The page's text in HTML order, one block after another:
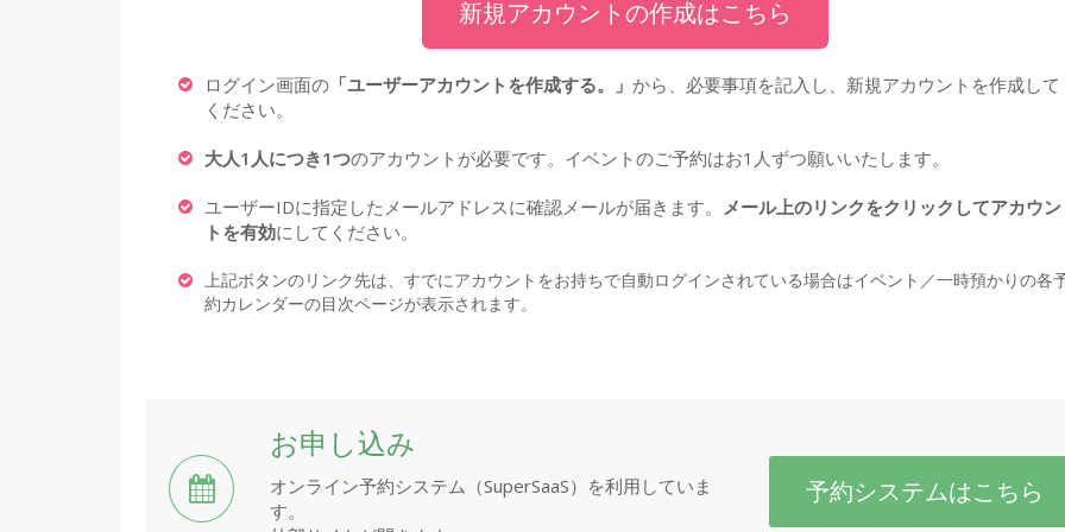
新規アカウントの作成はこちら
ログイン画面の 「ユーザーアカウントを作成する。」 から、必要事項を記入し、新規アカウントを作成して
ください。
大人1人につき1つのアカウントが必要です。イベントのご予約はお1人ずつ願いいたします。
ユーザーIDに指定したメールアドレスに確認メールが届きます。
メール上のリンクをクリックしてアカウン
トを有効にしてください。
上記ボタンのリンク先は、すでにアカウントをお持ちで自動ログインされている場合はイベント／一時預かりの各
約カレンダーの目次ページが表示されます。
お申し込み
オンライン予約システム（SuperSaaS）を利用していま
す。
予約システムはこちら